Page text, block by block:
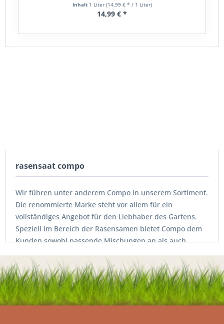
Inhalt 1 Liter (14,99 € * / 1 Liter)
14,99 € *
rasensaat compo
Wir führen unter anderem Compo in unserem Sortiment.
Die renommierte Marke steht vor allem für ein
vollständiges Angebot für den Liebhaber des Gartens.
Speziell im Bereich der Rasensamen bietet Compo dem
Kunden sowohl passende Mischungen an als auch
erfolgreiche Aufzucht der Rasenpflanzen.